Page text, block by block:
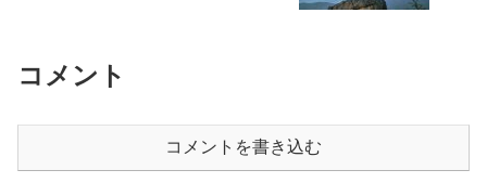
コメント
コメントを書き込む